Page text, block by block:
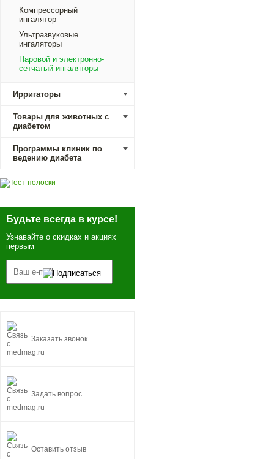
Компрессорный
ингалятор
Ультразвуковые
ингаляторы
Паровой и электронно-
сетчатый ингаляторы
Ирригаторы
Товары для животных с
диабетом
Программы клиник по
ведению диабета
Будьте всегда в курсе!
Узнавайте о скидках и акциях
первым
Заказать звонок
Задать вопрос
Оставить отзыв